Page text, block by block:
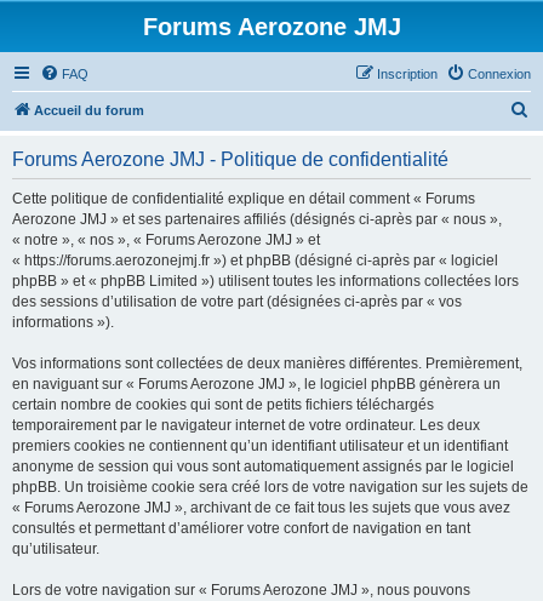
Forums Aerozone JMJ
FAQ Connexion
Inscription
Accueil du forum
Forums Aerozone JMJ - Politique de confidentialité
Cette politique de confidentialité explique en détail comment « Forums
Aerozone JMJ » et ses partenaires affiliés (désignés ci-après par « nous »,
« notre », « nos », « Forums Aerozone JMJ » et
« https://forums.aerozonejmj.fr ») et phpBB (désigné ci-après par « logiciel
phpBB » et « phpBB Limited ») utilisent toutes les informations collectées lors
des sessions d’utilisation de votre part (désignées ci-après par « vos
informations »).
Vos informations sont collectées de deux manières différentes. Premièrement,
en naviguant sur « Forums Aerozone JMJ », le logiciel phpBB génèrera un
certain nombre de cookies qui sont de petits fichiers téléchargés
temporairement par le navigateur internet de votre ordinateur. Les deux
premiers cookies ne contiennent qu’un identifiant utilisateur et un identifiant
anonyme de session qui vous sont automatiquement assignés par le logiciel
phpBB. Un troisième cookie sera créé lors de votre navigation sur les sujets de
« Forums Aerozone JMJ », archivant de ce fait tous les sujets que vous avez
consultés et permettant d’améliorer votre confort de navigation en tant
qu’utilisateur.
Lors de votre navigation sur « Forums Aerozone JMJ », nous pouvons